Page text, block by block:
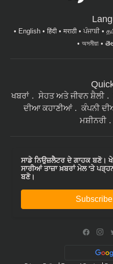
English हिंदी मराठी ਪੰਜਾਬੀ
অসমীয়া
ਖਬਰਾਂ ਸੇਹਤ ਅਤੇ ਜੀਵਨ ਸ਼ੈਲੀ
ਦੀਆ ਕਹਾਣੀਆਂ
ਕੰਪਨੀ
ਮਸ਼ੀਨਰੀ
ਸਾਡੇ ਨਿਉਜ਼ਲੈਟਰ ਦੇ ਗਾਹਕ ਬਣੋ।
ਸਾਰੀਆਂ ਤਾਜ਼ਾ ਖ਼ਬਰਾਂ ਮੇਲ 'ਤੇ
ਬਣੋ।